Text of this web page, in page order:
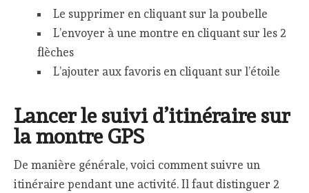
Le supprimer en cliquant sur la poubelle
L’envoyer à une montre en cliquant sur les 2
flèches
L’ajouter aux favoris en cliquant sur l’étoile
Lancer le suivi d’itinéraire sur
la montre GPS
De manière générale, voici comment suivre un
itinéraire pendant une activité. Il faut distinguer 2